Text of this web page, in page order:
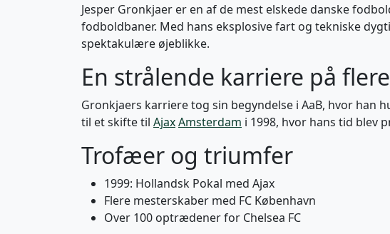
Jesper Gronkjaer er en af de mest elskede danske
fodboldbaner. Med hans eksplosive fart og tekniske
spektakulære øjeblikke.
En strålende karriere på
Gronkjaers karriere tog sin begyndelse i AaB, hvor
til et skifte til AjaxAmsterdam i 1998, hvor hans tid blev
Trofæer og triumfer
1999: Hollandsk Pokal med Ajax
Flere mesterskaber med FC København
Over 100 optrædener for Chelsea FC